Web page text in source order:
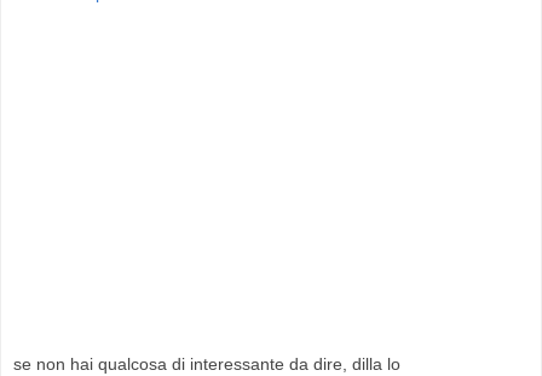
se non hai qualcosa di interessante da dire, dilla lo